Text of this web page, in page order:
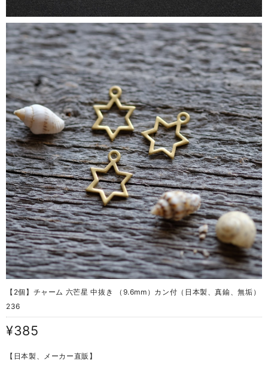
【2個】チャーム 六芒星 中抜き （9.6mm）カン付（日本製、真鍮、無垢）
236
¥385
【日本製、メーカー直販】